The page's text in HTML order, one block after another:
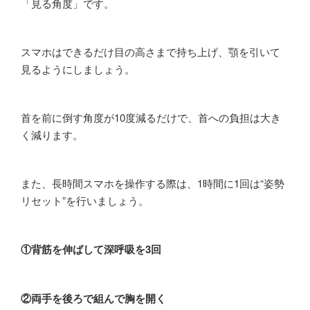
「見る角度」です。
スマホはできるだけ目の高さまで持ち上げ、顎を引いて
見るようにしましょう。
首を前に倒す角度が10度減るだけで、首への負担は大き
く減ります。
また、長時間スマホを操作する際は、1時間に1回は“姿勢
リセット”を行いましょう。
①背筋を伸ばして深呼吸を3回
②両手を後ろで組んで胸を開く